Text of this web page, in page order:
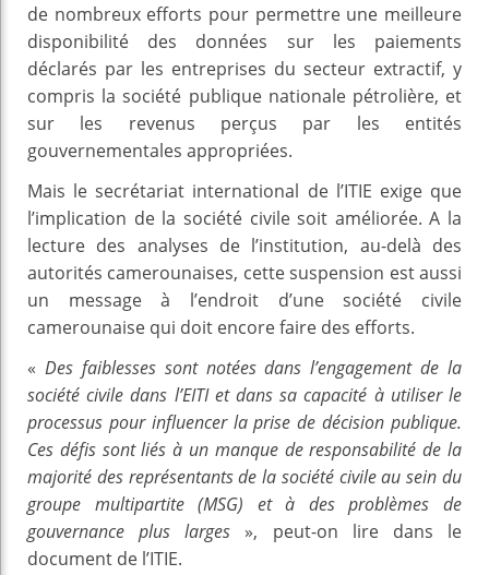
de nombreux efforts pour permettre une meilleure
disponibilité des données sur les paiements
déclarés par les entreprises du secteur extractif, y
compris la société publique nationale pétrolière, et
sur les revenus perçus par les entités
gouvernementales appropriées.
Mais le secrétariat international de l’ITIE exige que
l’implication de la société civile soit améliorée. A la
lecture des analyses de l’institution, au-delà des
autorités camerounaises, cette suspension est aussi
un message à l’endroit d’une société civile
camerounaise qui doit encore faire des efforts.
« Des faiblesses sont notées dans l’engagement de la
société civile dans l’EITI et dans sa capacité à utiliser le
processus pour influencer la prise de décision publique.
Ces défis sont liés à un manque de responsabilité de la
majorité des représentants de la société civile au sein du
groupe multipartite (MSG) et à des problèmes de
gouvernance plus larges », peut-on lire dans le
document de l’ITIE.